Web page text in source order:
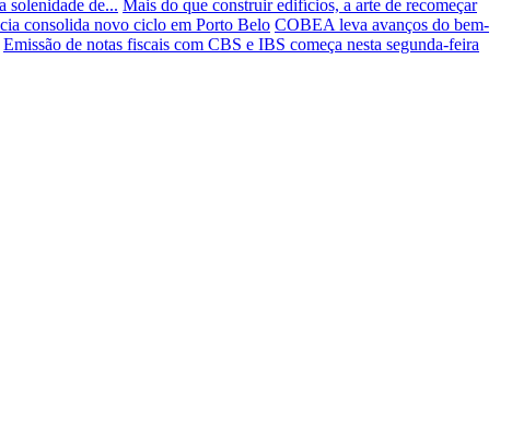
solenidade de... Mais do que construir edifícios, a arte de recomeçar
consolida novo ciclo em Porto Belo COBEA leva avanços do bem-
Emissão de notas fiscais com CBS e IBS começa nesta segunda-feira